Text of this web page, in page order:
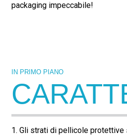
packaging impeccabile!
IN PRIMO PIANO
1. Gli strati di pellicole protettive